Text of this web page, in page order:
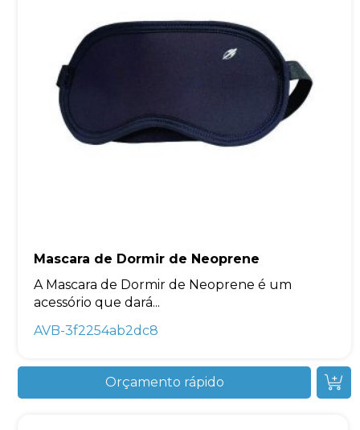
Mascara de Dormir de Neoprene
A Mascara de Dormir de Neoprene é um
acessório que dará...
AVB-3f2254ab2dc8
Orçamento rápido